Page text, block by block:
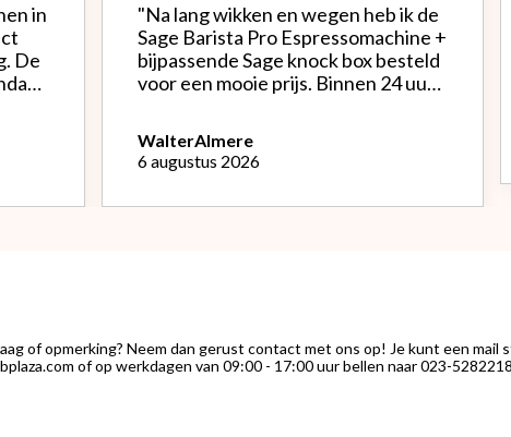
in
"Na lang wikken en wegen heb ik de
Sage Barista Pro Espressomachine +
bijpassende Sage knock box besteld
voor een mooie prijs. Binnen 24 uur
instellen bonenmolen heb ik van de
eerste kopjes uitstekende espresso
WalterAlmere
6 augustus 2026
of opmerking? Neem dan gerust contact met ons op! Je kunt een mail
of op werkdagen van 09:00 - 17:00 uur bellen naar 023-